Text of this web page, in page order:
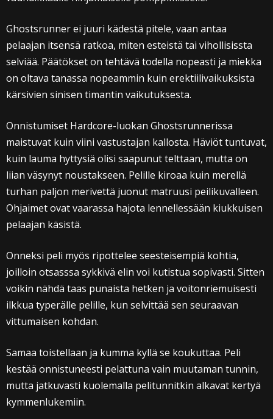
Ghostsrunner ei juuri kädestä pitele, vaan antaa
pelaajan itsensä ratkoa, miten esteistä tai vihollisissta
selviää. Päätökset on tehtävä todella nopeasti ja miekka
on oltava tanassa nopeammin kuin erektiilivaikuksista
kärsivien sinisen timantin vaikutuksesta.
Onnistumiset Hardcore-luokan Ghostsrunnerissa
maistuvat kuin viini vastustajan kallosta. Häviöt tuntuvat,
kuin lauma hyttysiä olisi saapunut telttaan, mutta on
liian väsynyt noustakseen. Pelille kiroaa kuin merellä
turhan paljon merivettä juonut matruusi peilikuvalleen.
Ohjaimet ovat vaarassa hajota lennellessään kiukkuisen
pelaajan käsistä.
Onneksi peli myös ripottelee seesteisempiä kohtia,
joilloin otsasssa sykkivä elin voi kutistua sopivasti. Sitten
voikin nähdä taas punaista hetken ja voitonriemuisesti
ilkkua typerälle pelille, kun selvittää sen seuraavan
vittumaisen kohdan.
Samaa toistellaan ja kumma kyllä se koukuttaa. Peli
kestää onnistuneesti pelattuna vain muutaman tunnin,
mutta jatkuvasti kuolemalla pelitunnitkin alkavat kertyä
kymmenlukemiin.